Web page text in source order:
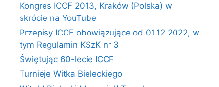
Kongres ICCF 2013, Kraków (Polska) w
skrócie na YouTube
Przepisy ICCF obowiązujące od 01.12.2022, w
tym Regulamin KSzK nr 3
Świętując 60-lecie ICCF
Turnieje Witka Bieleckiego